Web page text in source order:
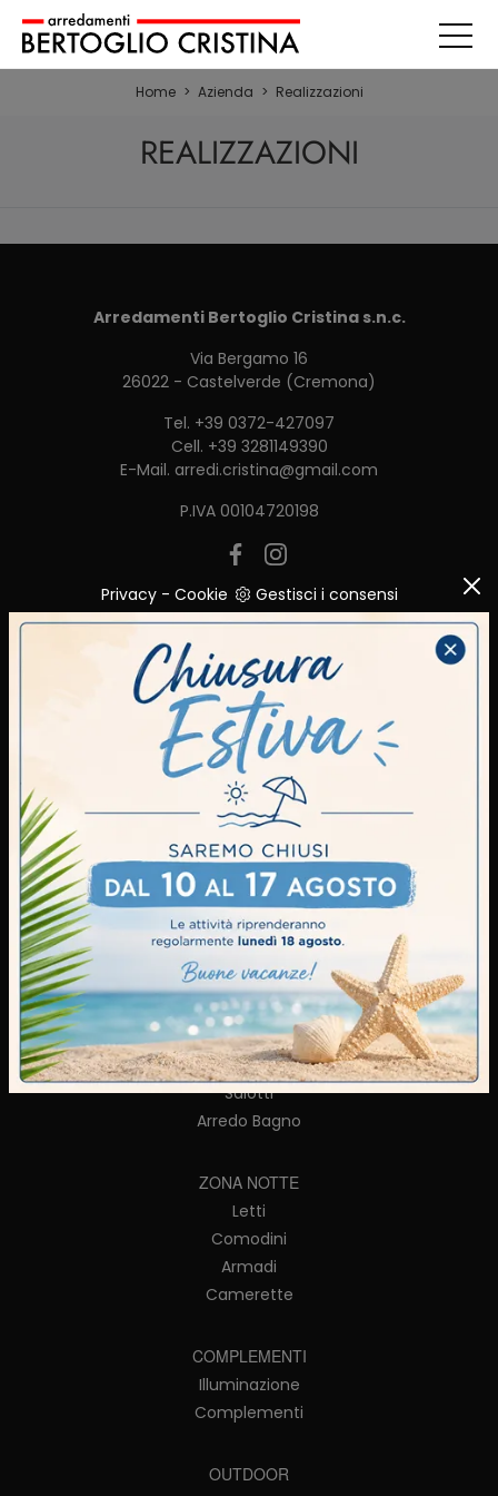
Home > Azienda > Realizzazioni
REALIZZAZIONI
Arredamenti Bertoglio Cristina s.n.c.
Via Bergamo 16
26022 - Castelverde (Cremona)
Tel. +39 0372-427097
Cell. +39 3281149390
E-Mail. arredi.cristina@gmail.com
P.IVA 00104720198
Privacy- Cookie
Gestisci i consensi
Realizzazioni
Brand
Cataloghi
Contatti
CUCINE
Cucine Moderne
Cucine Classiche
Tavoli
Sedie
ZONA GIORNO
Librerie
Pareti Attrezzate
Madie
Salotti
Arredo Bagno
ZONA NOTTE
Letti
Comodini
Armadi
Camerette
COMPLEMENTI
Illuminazione
Complementi
OUTDOOR